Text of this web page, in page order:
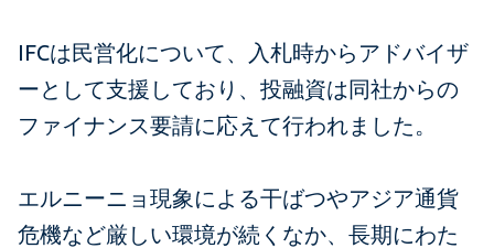
IFCは民営化について、入札時からアドバイザ
ーとして支援しており、投融資は同社からの
ファイナンス要請に応えて行われました。
エルニーニョ現象による干ばつやアジア通貨
危機など厳しい環境が続くなか、長期にわた